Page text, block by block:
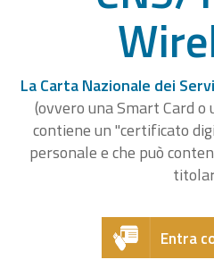
La Carta Nazionale dei
(ovvero una Smart Card o
contiene un "certificato
personale e che può
Entra